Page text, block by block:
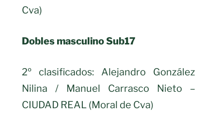
Cva)
Dobles masculino Sub17
2º clasificados: Alejandro González
Nilina / Manuel Carrasco Nieto –
CIUDAD REAL (Moral de Cva)